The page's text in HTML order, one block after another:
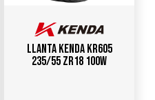
Llanta KENDA KR605
235/55 ZR18 100W